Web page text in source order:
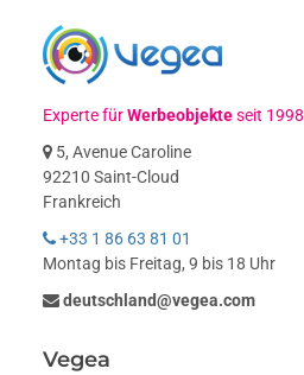
Experte fürWerbeobjekteseit 1998
5, Avenue Caroline
92210 Saint-Cloud
Frankreich
+33 1 86 63 81 01
Montag bis Freitag, 9 bis 18 Uhr
deutschland@vegea.com
Vegea